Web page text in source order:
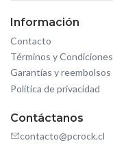
Información
Contacto
Términos y Condiciones
Garantías y reembolsos
Política de privacidad
Contáctanos
contacto@pcrock.cl